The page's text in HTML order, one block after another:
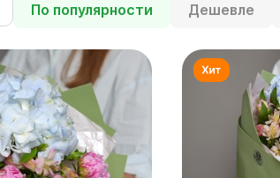
По популярности Дешевле